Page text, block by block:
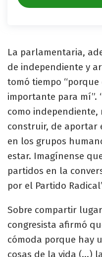
La parlamentaria,
de independiente y
tomó tiempo
importante para mí”.
como independiente,
construir, de aportar
en los grupos
estar. Imagínense
partidos en la
por el Partido
Sobre compartir
congresista afirmó
cómoda porque hay
cosas de la vida (…)